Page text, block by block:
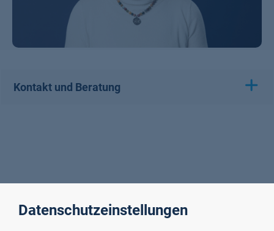
Kontakt und Beratung
Datenschutzeinstellungen